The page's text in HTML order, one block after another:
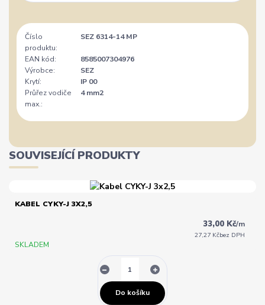
Číslo
produktu:
SEZ 6314-14 MP
EAN kód:
8585007304976
Výrobce:
SEZ
Krytí:
IP 00
Průřez vodiče
max.:
4 mm2
SOUVISEJÍCÍ PRODUKTY
KABEL CYKY-J 3X2,5
33,00 Kč/m
27,27 Kčbez DPH
SKLADEM
Do košíku